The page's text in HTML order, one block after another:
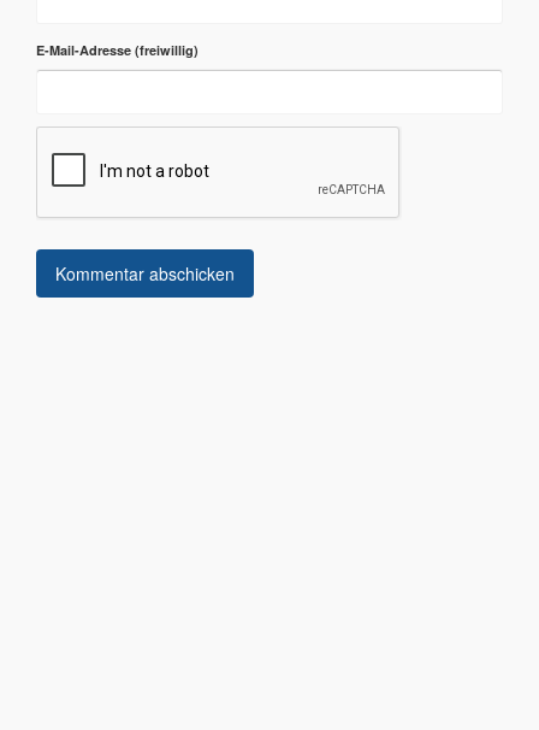
E-Mail-Adresse